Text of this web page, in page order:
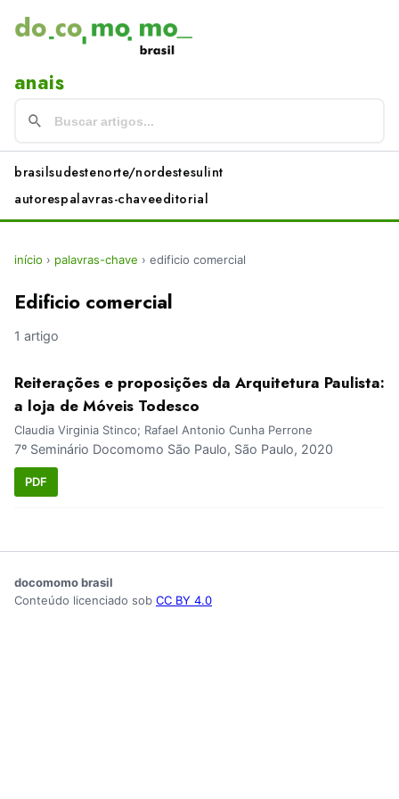
anais
brasilsudestenorte/nordestesulint
autorespalavras-chaveeditorial
início › palavras-chave › edificio comercial
Edificio comercial
1 artigo
Reiterações e proposições da Arquitetura Paulista:
a loja de Móveis Todesco
Claudia Virginia Stinco; Rafael Antonio Cunha Perrone
7º Seminário Docomomo São Paulo, São Paulo, 2020
PDF
docomomo brasil
Conteúdo licenciado sob CC BY 4.0